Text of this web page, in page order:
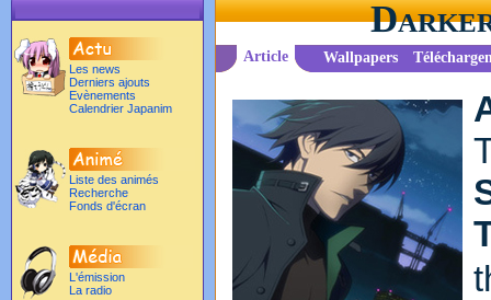
Les news
Derniers ajouts
Evènements
Calendrier Japanim
Liste des animés
Recherche
Fonds d'écran
L'émission
La radio
Article Wallpapers